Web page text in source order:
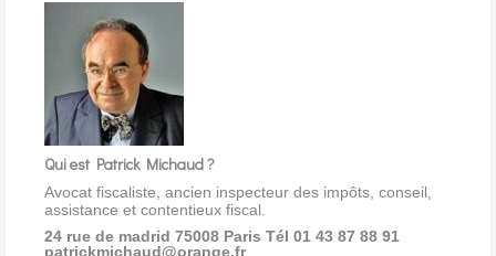
Qui est Patrick Michaud ?
Avocat fiscaliste, ancien inspecteur des impôts, conseil,
assistance et contentieux fiscal.
24 rue de madrid 75008 Paris Tél 01 43 87 88 91
patrickmichaud@orange.fr